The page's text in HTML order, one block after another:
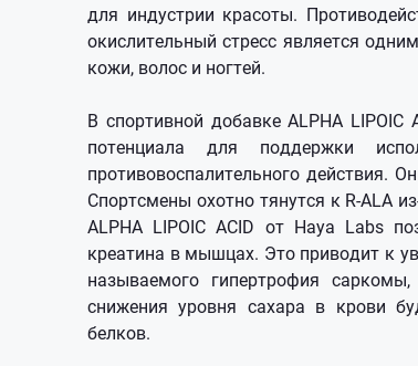
для индустрии красоты.
окислительный стресс является
кожи, волос и ногтей.
В спортивной добавке ALPHA
потенциала для поддержки
противовоспалительного действия.
Спортсмены охотно тянутся к R-ALA
ALPHA LIPOIC ACID от Haya Labs
креатина в мышцах. Это приводит к
называемого гипертрофия
снижения уровня сахара в крови
белков.